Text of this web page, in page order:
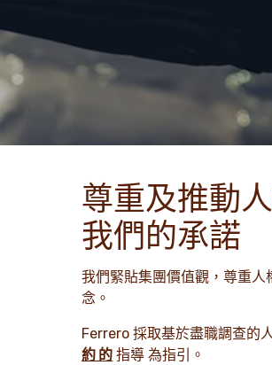
尊重及推動
我們的承諾
我們緊貼集團價值觀，尊重
念。
Ferrero 採取基於盡職調查的
約 的 指導 為指引。